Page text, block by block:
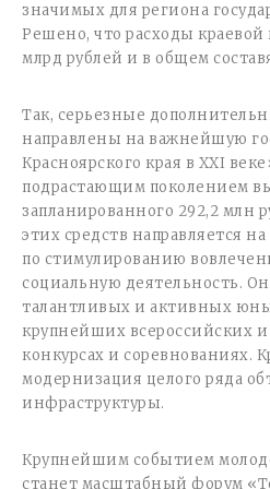
значимых для региона
Решено, что расходы краевой
млрд рублей и в общем
Так, серьезные
направлены на важнейшую
Красноярского края в XXI
подрастающим поколением
запланированного 292,2 млн
этих средств направляется
по стимулированию
социальную деятельность.
талантливых и активных
крупнейших всероссийских
конкурсах и соревнованиях.
модернизация целого ряда
инфраструктуры.
Крупнейшим событием
станет масштабный форум